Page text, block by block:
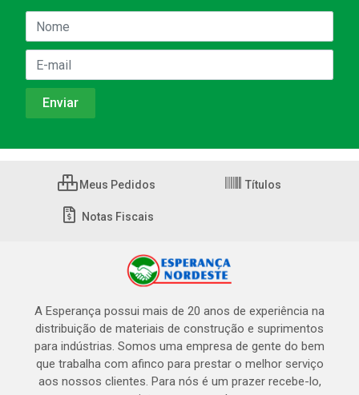
Meus Pedidos Títulos
Notas Fiscais
A Esperança possui mais de 20 anos de experiência na
distribuição de materiais de construção e suprimentos
para indústrias. Somos uma empresa de gente do bem
que trabalha com afinco para prestar o melhor serviço
aos nossos clientes. Para nós é um prazer recebe-lo,